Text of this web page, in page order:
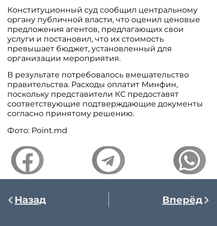
Конституционный суд сообщил центральному
органу публичной власти, что оценил ценовые
предложения агентов, предлагающих свои
услуги и постановил, что их стоимость
превышает бюджет, установленный для
организации мероприятия.
В результате потребовалось вмешательство
правительства. Расходы оплатит Минфин,
поскольку представители КС предоставят
соответствующие подтверждающие документы
согласно принятому решению.
Фото: Point.md
Назад Вперёд